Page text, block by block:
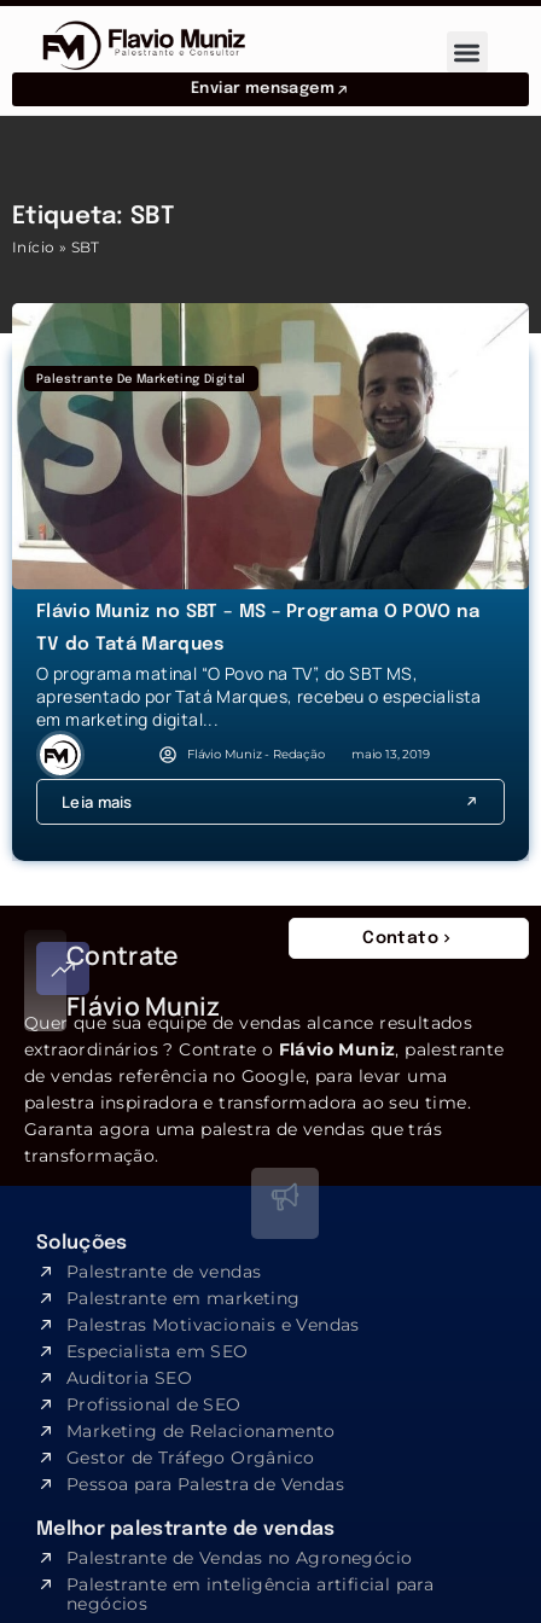
Enviar mensagem
Etiqueta: SBT
Início » SBT
Palestrante De Marketing Digital
Flávio Muniz no SBT – MS – Programa O POVO na
TV do Tatá Marques
O programa matinal “O Povo na TV”, do SBT MS,
apresentado por Tatá Marques, recebeu o especialista
em marketing digital...
Flávio Muniz - Redação maio 13, 2019
Leia mais
Contrate
Flávio Muniz
Contato
Quer que sua equipe de vendas alcance resultados
extraordinários ? Contrate o Flávio Muniz, palestrante
de vendas referência no Google, para levar uma
palestra inspiradora e transformadora ao seu time.
Garanta agora uma palestra de vendas que trás
transformação.
Soluções
Palestrante de vendas
Palestrante em marketing
Palestras Motivacionais e Vendas
Especialista em SEO​
Auditoria SEO
Profissional de SEO
Marketing de Relacionamento
Gestor de Tráfego Orgânico
Pessoa para Palestra de Vendas
Melhor palestrante de vendas
Palestrante de Vendas no Agronegócio
Palestrante em inteligência artificial para
negócios